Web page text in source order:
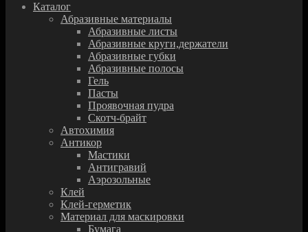
Каталог
Абразивные материалы
Абразивные листы
Абразивные круги,держатели
Абразивные губки
Абразивные полосы
Гель
Пасты
Проявочная пудра
Скотч-брайт
Автохимия
Антикор
Мастики
Антигравий
Аэрозольные
Клей
Клей-герметик
Материал для маскировки
Бумага